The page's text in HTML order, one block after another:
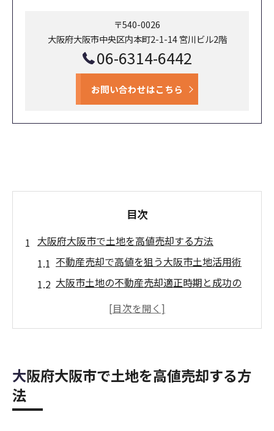
〒540-0026
大阪府大阪市中央区内本町2-1-14 宮川ビル2階
06-6314-6442
お問い合わせはこちら
目次
大阪府大阪市で土地を高値売却する方法
不動産売却で高値を狙う大阪市土地活用術
大阪市土地の不動産売却適正時期と成功の
れ
大阪府大阪市で土地を高値売却する方
法